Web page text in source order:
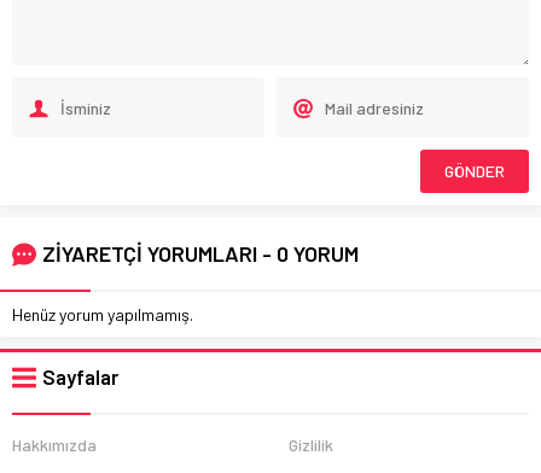
ZİYARETÇİ YORUMLARI - 0 YORUM
Henüz yorum yapılmamış.
Sayfalar
Hakkımızda Gizlilik